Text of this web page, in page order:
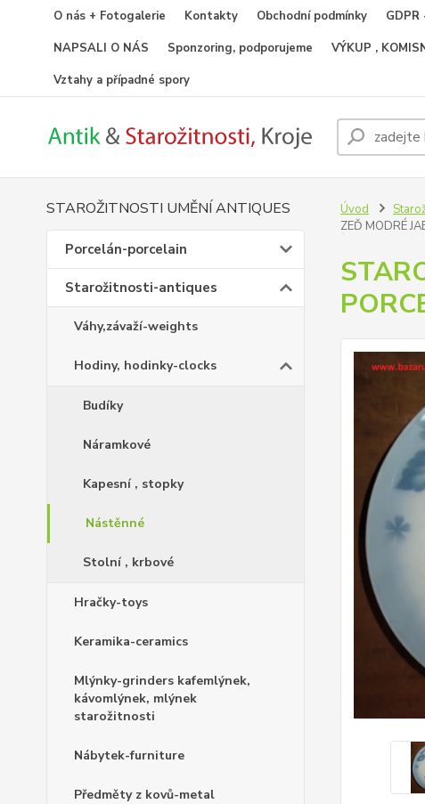
O nás + Fotogalerie Kontakty Obchodní podmínky
NAPSALI O NÁS
Sponzoring, podporujeme VÝKUP ,
Vztahy a případné spory
STAROŽITNOSTI UMĚNÍ ANTIQUES
Porcelán-porcelain
Starožitnosti-antiques
Váhy,závaží-weights
Hodiny, hodinky-clocks
Budíky
Náramkové
Kapesní , stopky
Nástěnné
Stolní , krbové
Hračky-toys
Keramika-ceramics
Mlýnky-grinders kafemlýnek,
kávomlýnek, mlýnek
starožitnosti
Nábytek-furniture
Předměty z kovů-metal
Úvod
ZEĎ MODRÉ